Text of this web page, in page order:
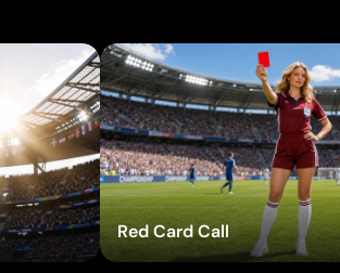
Experimente os
Red Card Call